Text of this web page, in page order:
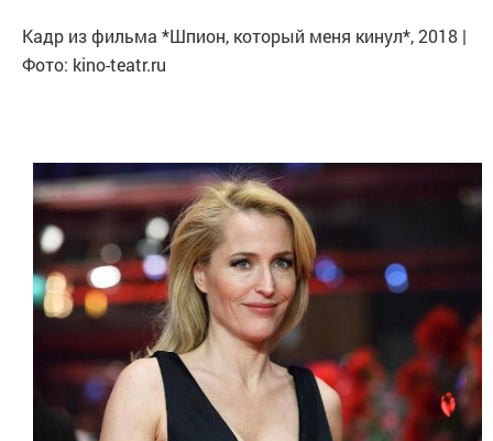
Кадр из фильма *Шпион, который меня кинул*, 2018 |
Фото: kino-teatr.ru